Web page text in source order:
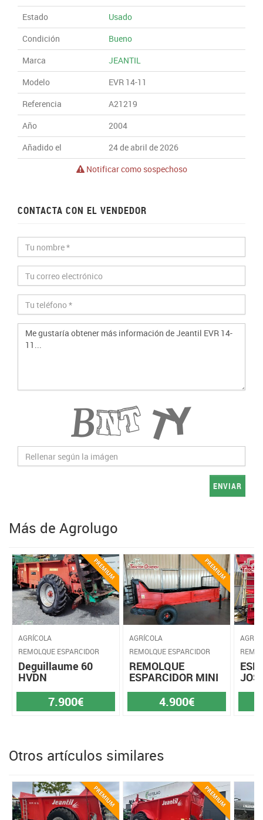
Estado
Usado
Condición
Bueno
Marca
JEANTIL
Modelo
EVR 14-11
Referencia
A21219
Año
2004
Añadido el
24 de abril de 2026
Notificar como sospechoso
CONTACTA CON EL VENDEDOR
ENVIAR
Más de Agrolugo
AGRÍCOLA
REMOLQUE ESPARCIDOR
Deguillaume 60
HVDN
7.900€
AGRÍCOLA
REMOLQUE ESPARCIDOR
REMOLQUE
ESPARCIDOR MINI
4.900€
Otros artículos similares